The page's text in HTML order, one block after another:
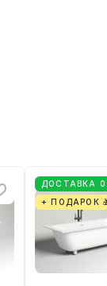
ДОСТАВКА 0
+ ПОДАРОК